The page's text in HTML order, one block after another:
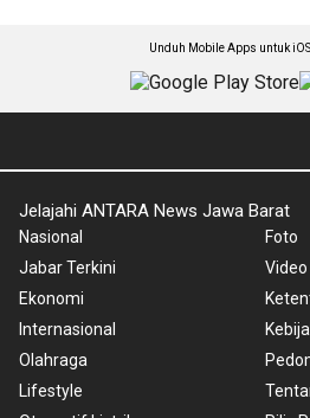
Unduh Mobile Apps untuk
Jelajahi ANTARA News Jawa Barat
Nasional
Jabar Terkini
Ekonomi
Internasional
Olahraga
Lifestyle
Foto
Video